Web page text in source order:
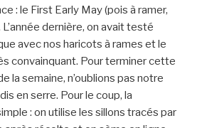
: le First Early May (pois à ramer,
dernière, on avait testé
avec nos haricots à rames et le
convainquant. Pour terminer cette
la semaine, n’oublions pas notre
en serre. Pour le coup, la
: on utilise les sillons tracés par